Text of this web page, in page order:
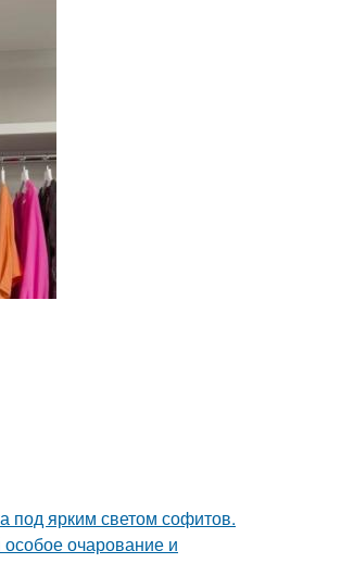
под ярким светом софитов.
очарование и